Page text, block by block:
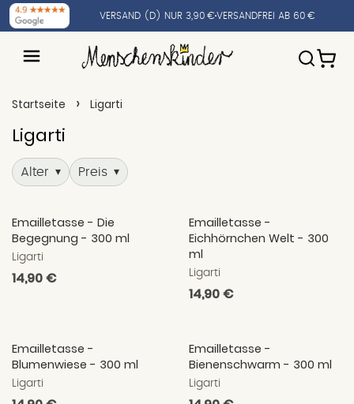
VERSAND (D) NUR 3,90 € VERSANDFREI AB 60 €
Startseite › Ligarti
Ligarti
Alter ▾ Preis ▾
Emailletasse - Die
Begegnung - 300 ml
Ligarti
Normaler
14,90 €
Emailletasse -
Eichhörnchen Welt - 300
ml
Ligarti
Normaler
14,90 €
Emailletasse -
Blumenwiese - 300 ml
Ligarti
Emailletasse -
Bienenschwarm - 300 ml
Ligarti